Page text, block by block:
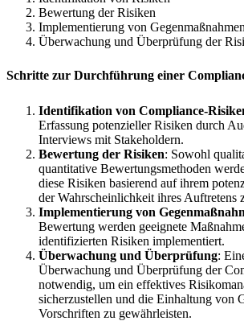
Bewertung der Risiken
Implementierung von Gegenmaßnahmen
Überwachung und Überprüfung der
Schritte zur Durchführung einer
Identifikation von Compliance-
Erfassung potenzieller Risiken durch
Interviews mit Stakeholdern.
Bewertung der Risiken: Sowohl
quantitative Bewertungsmethoden
diese Risiken basierend auf ihrem
der Wahrscheinlichkeit ihres Auftretens
Implementierung von
Bewertung werden geeignete
identifizierten Risiken implementiert.
Überwachung und Überprüfung:
Überwachung und Überprüfung der
notwendig, um ein effektives
sicherzustellen und die Einhaltung von
Vorschriften zu gewährleisten.